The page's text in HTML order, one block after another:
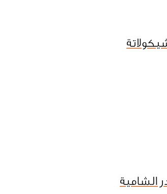
الشامية